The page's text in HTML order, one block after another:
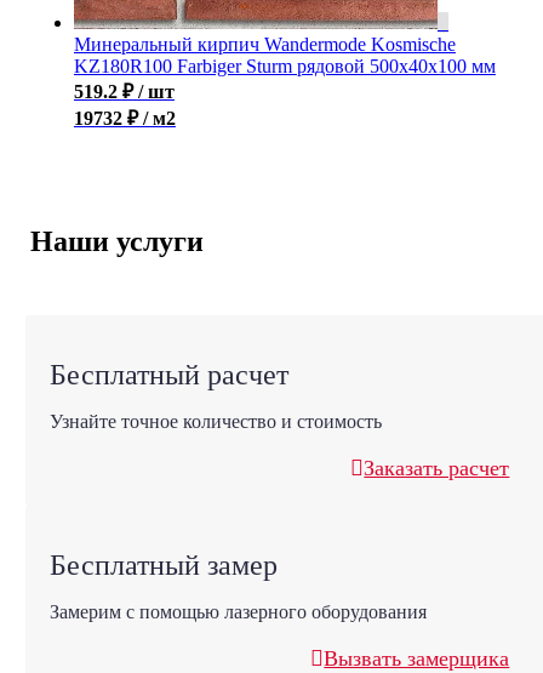
Минеральный кирпич Wandermode Kosmische
KZ180R100 Farbiger Sturm рядовой 500x40x100 мм
519.2 ₽ / шт
19732 ₽ / м2
Наши услуги
Бесплатный расчет
Узнайте точное количество и стоимость
Заказать расчет
Бесплатный замер
Замерим с помощью лазерного оборудования
Вызвать замерщика